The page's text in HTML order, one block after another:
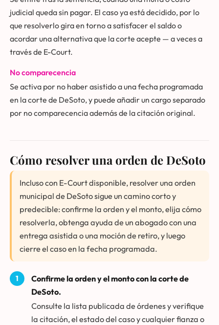
judicial queda sin pagar. El caso ya está decidido, por lo
que resolverlo gira en torno a satisfacer el saldo o
acordar una alternativa que la corte acepte — a veces a
través de E-Court.
No comparecencia
Se activa por no haber asistido a una fecha programada
en la corte de DeSoto, y puede añadir un cargo separado
por no comparecencia además de la citación original.
Cómo resolver una orden de DeSoto
Incluso con E-Court disponible, resolver una orden
municipal de DeSoto sigue un camino corto y
predecible: confirme la orden y el monto, elija cómo
resolverla, obtenga ayuda de un abogado con una
entrega asistida o una moción de retiro, y luego
cierre el caso en la fecha programada.
Confirme la orden y el monto con la corte de
DeSoto.
Consulte la lista publicada de órdenes y verifique
la citación, el estado del caso y cualquier fianza o